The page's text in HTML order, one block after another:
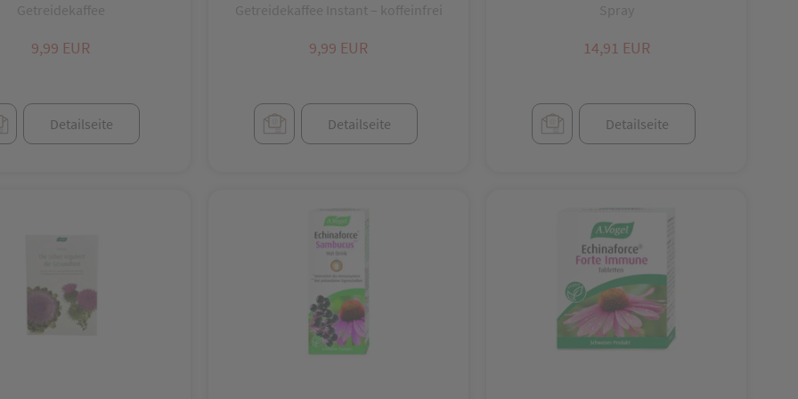
Getreidekaffee
9,99 EUR
Detailseite
Getreidekaffee Instant – koffeinfrei
9,99 EUR
Detailseite
Spray
14,91 EUR
Detailseite